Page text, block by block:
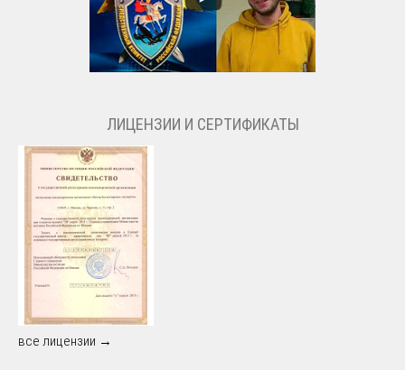
ЛИЦЕНЗИИ И СЕРТИФИКАТЫ
все лицензии →